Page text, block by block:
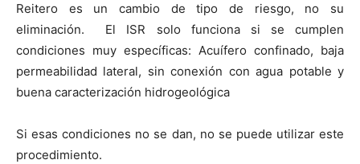
Reitero es un cambio de tipo de riesgo, no su
eliminación. El ISR solo funciona si se cumplen
condiciones muy específicas: Acuífero confinado, baja
permeabilidad lateral, sin conexión con agua potable y
buena caracterización hidrogeológica
Si esas condiciones no se dan, no se puede utilizar este
procedimiento.